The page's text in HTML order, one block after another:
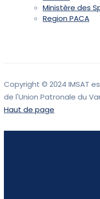
Ministère des
Region PACA
Copyright © 2024 IMSAT
de l'Union Patronale du
Haut de page